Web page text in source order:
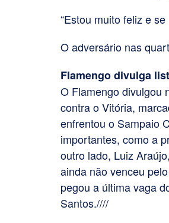
“Estou muito feliz e
O adversário nas
Flamengo divulga
O Flamengo divulgou
contra o Vitória,
enfrentou o Sampaio
importantes, como a
outro lado, Luiz
ainda não venceu
pegou a última vaga
Santos.////